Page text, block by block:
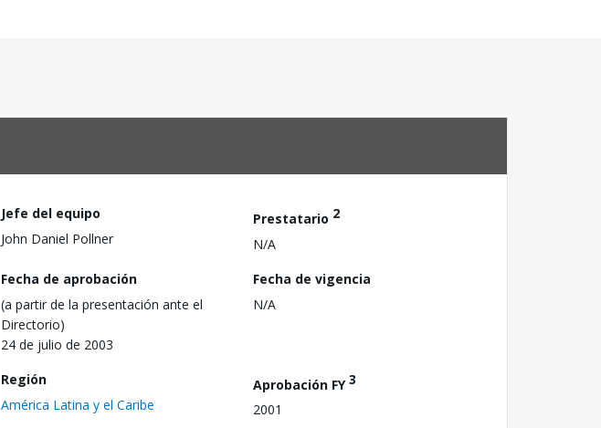
Jefe del equipo
John Daniel Pollner
Prestatario 2
N/A
Fecha de aprobación
(a partir de la presentación ante el
Directorio)
24 de julio de 2003
Fecha de vigencia
N/A
Región
América Latina y el Caribe
Aprobación FY3
2001